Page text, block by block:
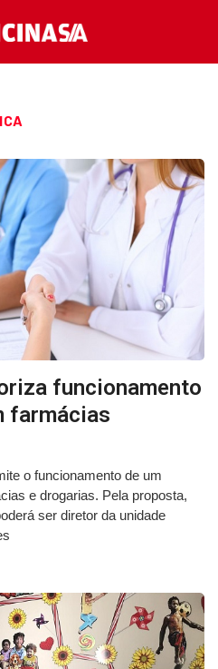
funcionamento
farmácias
o funcionamento de um
e drogarias. Pela proposta,
ser diretor da unidade